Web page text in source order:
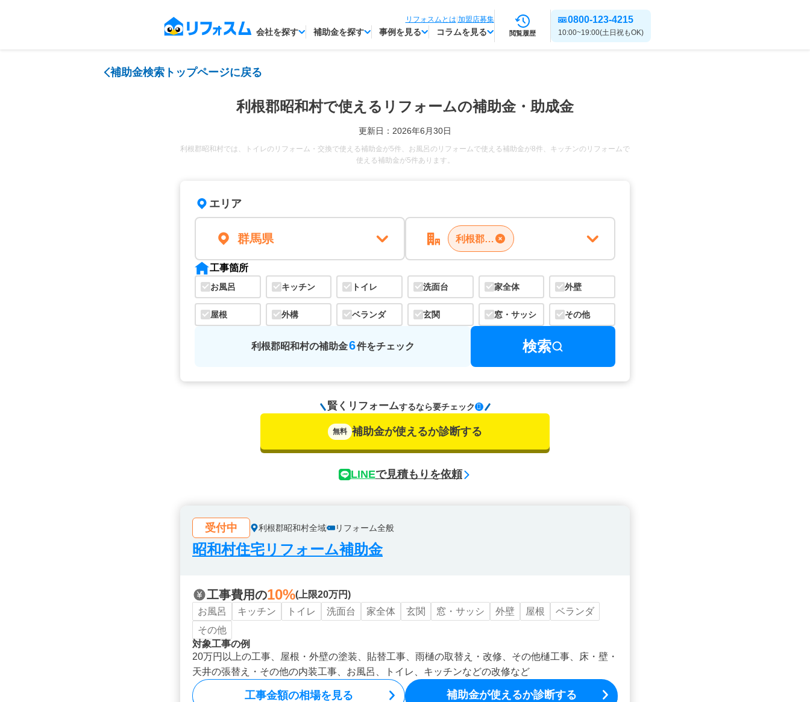
リフォスムとは|加盟店募集
会社を探す 補助金を探す 事例を見る コラムを見る 閲覧履歴
0800-123-4215
10:00~19:00(土日祝もOK)
補助金検索トップページに戻る
利根郡昭和村で使える リフォームの補助金・助成金
更新日：2026年6月30日
利根郡昭和村では、トイレのリフォーム・交換で使える補助金が5件、お風呂のリフォームで使える補助金が8件、キッチンのリフォームで
使える補助金が5件あります。
エリア
群馬県 利根郡昭和村
工事箇所
お風呂 キッチン トイレ 洗面台 家全体 外壁
屋根 外構 ベランダ 玄関 窓・サッシ その他
利根郡昭和村の補助金6件をチェック 検索
賢くリフォームするなら要チェック
無料 補助金が使えるか診断する
LINEで見積もりを依頼
受付中 利根郡昭和村全域 リフォーム全般
昭和村住宅リフォーム補助金
工事費用の10%(上限20万円)
お風呂
キッチン トイレ 洗面台 家全体 玄関 窓・サッシ 外壁 屋根
ベランダ
その他
対象工事の例
20万円以上の工事、屋根・外壁の塗装、貼替工事、雨樋の取替え・改修、その他樋工事、床・壁・
天井の張替え・その他の内装工事、お風呂、トイレ、キッチンなどの改修など
工事金額の相場を見る 補助金が使えるか診断する